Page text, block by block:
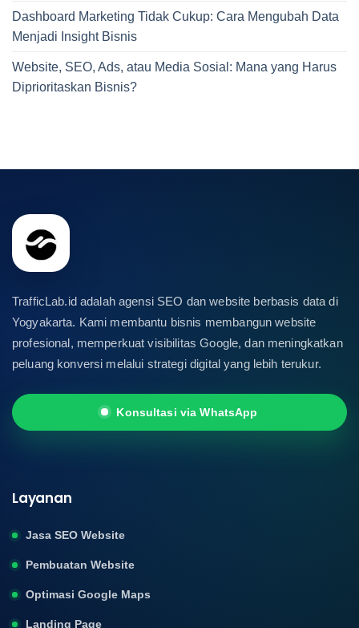
Dashboard Marketing Tidak Cukup: Cara Mengubah Data
Menjadi Insight Bisnis
Website, SEO, Ads, atau Media Sosial: Mana yang Harus
Diprioritaskan Bisnis?
TrafficLab.id adalah agensi SEO dan website berbasis data di
Yogyakarta. Kami membantu bisnis membangun website
profesional, memperkuat visibilitas Google, dan meningkatkan
peluang konversi melalui strategi digital yang lebih terukur.
Konsultasi via WhatsApp
Layanan
Jasa SEO Website
Pembuatan Website
Optimasi Google Maps
Landing Page